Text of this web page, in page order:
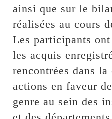
ainsi que sur le
réalisées au cours
Les participants
les acquis
rencontrées dans la
actions en faveur
genre au sein des